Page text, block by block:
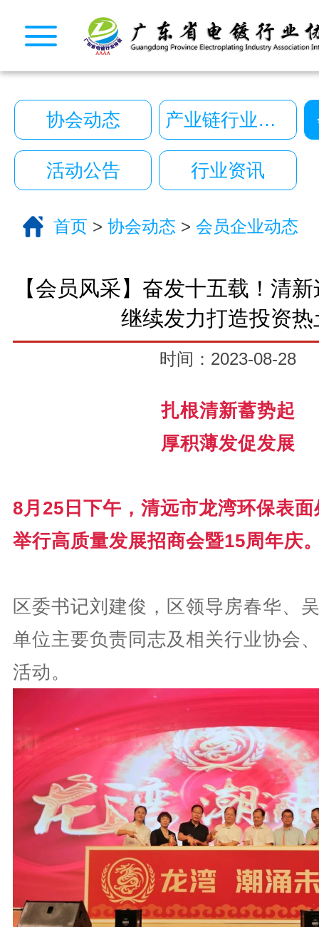
协会动态 产业链行业动态
活动公告 行业资讯
首页 > 协会动态 > 会员企业动态
【会员风采】奋发十五载！清
继续发力打造投资热
时间：2023-08-28
扎根清新蓄势起
厚积薄发促发展
8月25日下午，清远市龙湾环保表
举行高质量发展招商会暨15周年庆
区委书记刘建俊，区领导房春华、
单位主要负责同志及相关行业协会
活动。
CopyRight © 2026 广东省电镀行业协会. All
10222390号
一键拨号
一键导航
CopyRight 2026 All Right Reserved 广东省电
10222390号
技术支持:艾迪品牌策划
服务分类